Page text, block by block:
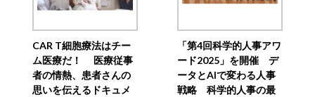
CAR T細胞療法はチー
ム医療だ！ 医療従事
者の情熱、患者さんの
思いを伝えるドキュメ
「第4回科学的人事アワ
ード2025」を開催 デ
ータとAIで変わる人事
戦略 科学的人事の最